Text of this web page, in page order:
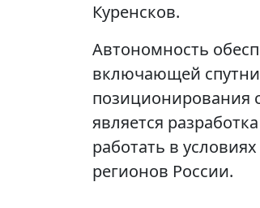
Куренсков.
Автономность
включающей
позиционирования
является разработка
работать в
регионов России.